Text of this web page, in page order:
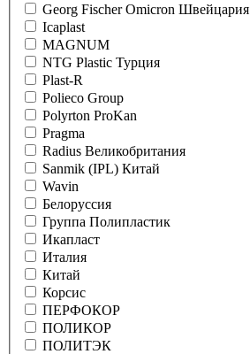
Georg Fischer Omicron Швейцария
Icaplast
MAGNUM
NTG Plastic Турция
Plast-R
Polieco Group
Polyrton ProKan
Pragma
Radius Великобритания
Sanmik (IPL) Китай
Wavin
Белоруссия
Группа Полипластик
Икапласт
Италия
Китай
Корсис
ПЕРФОКОР
ПОЛИКОР
ПОЛИТЭК